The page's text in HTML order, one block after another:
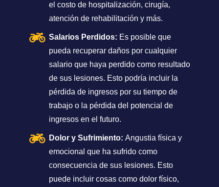
el costo de hospitalización, cirugía,
atención de rehabilitación y más.
Salarios Perdidos: Es posible que
pueda recuperar daños por cualquier
salario que haya perdido como resultado
de sus lesiones. Esto podría incluir la
pérdida de ingresos por su tiempo de
trabajo o la pérdida del potencial de
ingresos en el futuro.
Dolor y Sufrimiento: Angustia física y
emocional que ha sufrido como
consecuencia de sus lesiones. Esto
puede incluir cosas como dolor físico,